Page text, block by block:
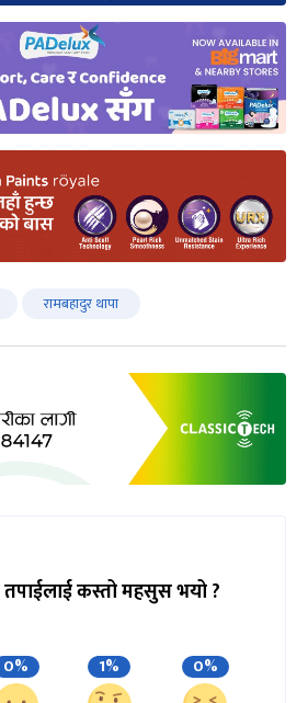
रामबहादुर थापा
कस्तो महसुस भयो ?
0% 1% 0%